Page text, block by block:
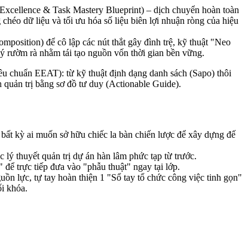
& Task Mastery Blueprint) – dịch chuyển hoàn toàn
dữ liệu và tối ưu hóa số liệu biên lợi nhuận ròng của hiệu
để cô lập các nút thắt gây đình trệ, kỹ thuật "Neo
rà nhằm tái tạo nguồn vốn thời gian bền vững.
chuẩn EEAT): từ kỹ thuật định dạng danh sách (Sapo) thôi
quản trị bằng sơ đồ tư duy (Actionable Guide).
kỳ ai muốn sở hữu chiếc la bàn chiến lược để xây dựng đế
lý thuyết quản trị dự án hàn lâm phức tạp từ trước.
để trực tiếp đưa vào "phẫu thuật" ngay tại lớp.
lực, tự tay hoàn thiện 1 "Sổ tay tổ chức công việc tinh gọn"
khóa.